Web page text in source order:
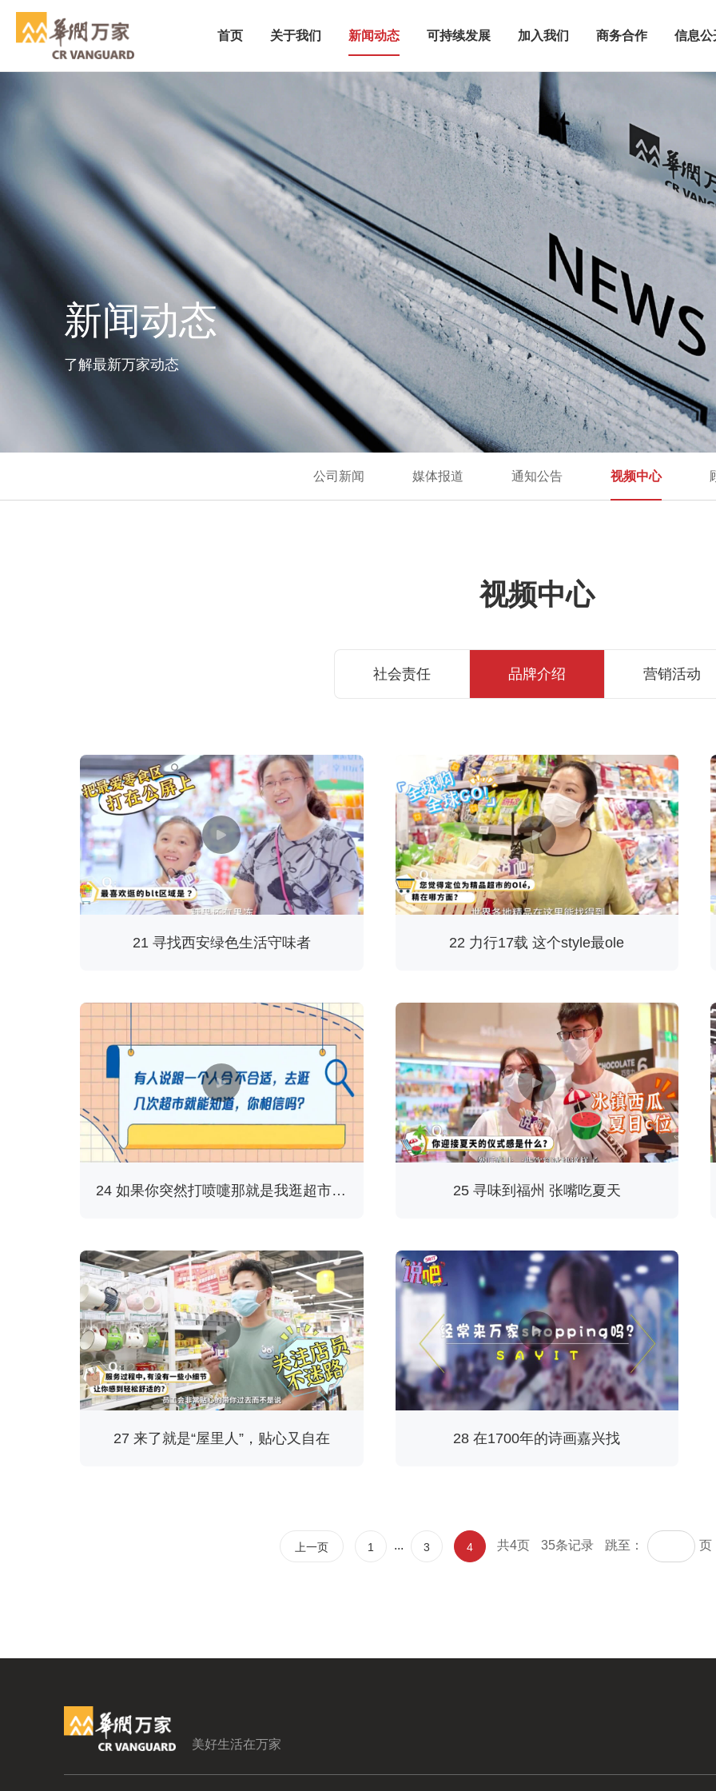
首页 关于我们 新闻动态 可持续发展 加入我们 商务合作 信息公
新闻动态
了解最新万家动态
公司新闻 媒体报道 通知公告 视频中心
视频中心
社会责任 品牌介绍 营销活动
21 寻找西安绿色生活守味者 22 力行17载 这个style最ole
24 如果你突然打喷嚏那就是我逛超市在想你 25 寻味到福州 张嘴吃夏天
27 来了就是“屋里人”，贴心又自在 28 在1700年的诗画嘉兴找
上一页 1 ... 3 4 共4页 35条记录 跳至： 页
美好生活在万家